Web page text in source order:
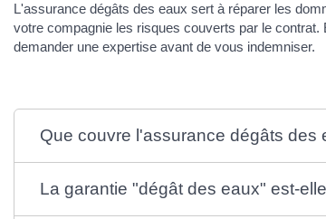
L'assurance dégâts des eaux sert à réparer les
votre compagnie les risques couverts par le
demander une expertise avant de vous indemniser.
Que couvre l'assurance dégâts des
La garantie "dégât des eaux" est-